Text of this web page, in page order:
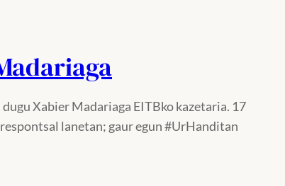
Xabier Madariaga EITBko kazetaria. 17
lanetan; gaur egun #UrHanditan